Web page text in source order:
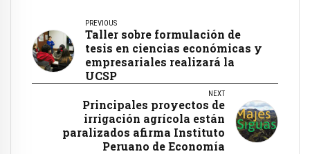
PREVIOUS
Taller sobre formulación de
tesis en ciencias económicas y
empresariales realizará la
UCSP
NEXT
Principales proyectos de
irrigación agrícola están
paralizados afirma Instituto
Peruano de Economía